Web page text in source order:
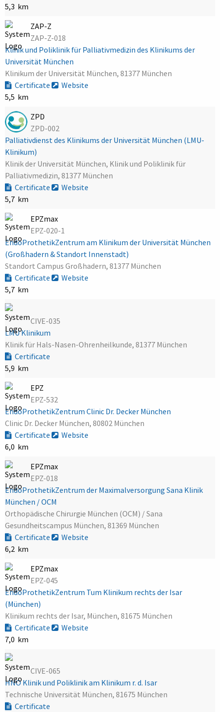
5,3 km
ZAP-Z
ZAP-Z-018
Klinik und Poliklinik für Palliativmedizin des Klinikums der
Universität München
Klinikum der Universität München, 81377 München
Certificate
Website
5,5 km
ZPD
ZPD-002
Palliativdienst des Klinikums der Universität München (LMU-
Klinikum)
Klinik der Universität München, Klinik und Poliklinik für
Palliativmedizin, 81377 München
Certificate
Website
5,7 km
EPZmax
EPZ-020-1
EndoProthetikZentrum am Klinikum der Universität München
(Großhadern & Standort Innenstadt)
Standort Campus Großhadern, 81377 München
Certificate
Website
5,7 km
CIVE-035
LMU Klinikum
Klinik für Hals-Nasen-Ohrenheilkunde, 81377 München
Certificate
5,9 km
EPZ
EPZ-532
EndoProthetikZentrum Clinic Dr. Decker München
Clinic Dr. Decker München, 80802 München
Certificate
Website
6,0 km
EPZmax
EPZ-018
EndoProthetikZentrum der Maximalversorgung Sana Klinik
München / OCM
Orthopädische Chirurgie München (OCM) / Sana
Gesundheitscampus München, 81369 München
Certificate
Website
6,2 km
EPZmax
EPZ-045
EndoProthetikZentrum Tum Klinikum rechts der Isar
(München)
Klinikum rechts der Isar, München, 81675 München
Certificate
Website
7,0 km
CIVE-065
HNO Klinik und Poliklinik am Klinikum r. d. Isar
Technische Universität München, 81675 München
Certificate